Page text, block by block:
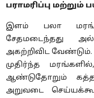
பராமரிப்பு
இளம் பலா
சேதமடைந்தது
அகற்றிவிட வேண்டும்.
முதிர்ந்த
ஆண்டுதோறும்
அறுவடை